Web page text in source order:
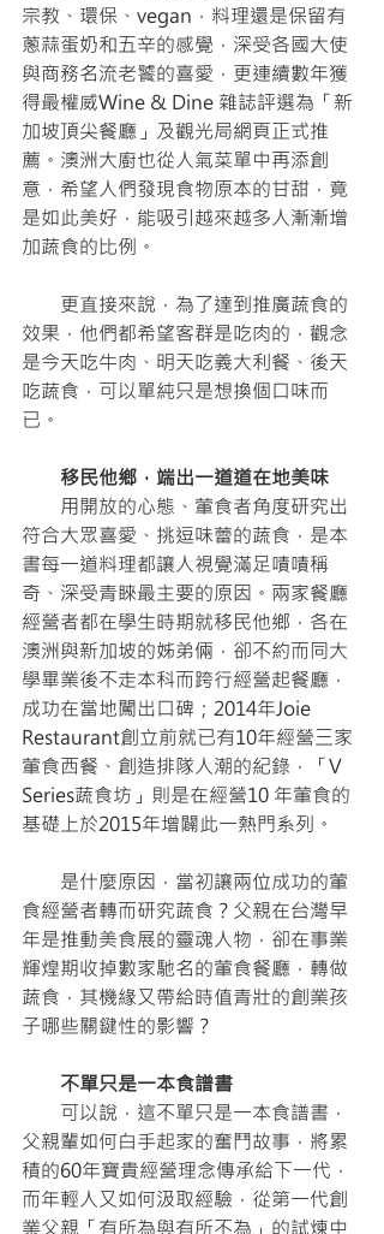
宗教、環保、vegan，料理還是保留有
蔥蒜蛋奶和五辛的感覺，深受各國大使
與商務名流老饕的喜愛，更連續數年獲
得最權威Wine & Dine 雜誌評選為「新
加坡頂尖餐廳」及觀光局網頁正式推
薦。澳洲大廚也從人氣菜單中再添創
意，希望人們發現食物原本的甘甜，竟
是如此美好，能吸引越來越多人漸漸增
加蔬食的比例。
更直接來說，為了達到推廣蔬食的
效果，他們都希望客群是吃肉的，觀念
是今天吃牛肉、明天吃義大利餐、後天
吃蔬食，可以單純只是想換個口味而
已。
移民他鄉，端出一道道在地美味
用開放的心態、葷食者角度研究出
符合大眾喜愛、挑逗味蕾的蔬食，是本
書每一道料理都讓人視覺滿足嘖嘖稱
奇、深受青睞最主要的原因。兩家餐廳
經營者都在學生時期就移民他鄉，各在
澳洲與新加坡的姊弟倆，卻不約而同大
學畢業後不走本科而跨行經營起餐廳，
成功在當地闖出口碑；2014年Joie
Restaurant創立前就已有10年經營三家
葷食西餐、創造排隊人潮的紀錄，「V
Series蔬食坊」則是在經營10 年葷食的
基礎上於2015年增闢此一熱門系列。
是什麼原因，當初讓兩位成功的葷
食經營者轉而研究蔬食？父親在台灣早
年是推動美食展的靈魂人物，卻在事業
輝煌期收掉數家馳名的葷食餐廳，轉做
蔬食，其機緣又帶給時值青壯的創業孩
子哪些關鍵性的影響？
不單只是一本食譜書
可以說，這不單只是一本食譜書，
父親輩如何白手起家的奮鬥故事，將累
積的60年寶貴經營理念傳承給下一代，
而年輕人又如何汲取經驗，從第一代創
業父親「有所為與有所不為」的試煉中